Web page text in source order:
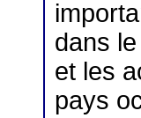
dans
et les
pays